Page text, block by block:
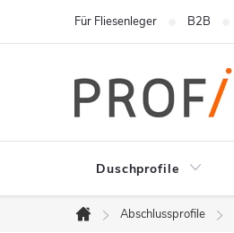
Für Fliesenleger B2B
Duschprofile
Startseite
Abschlussprofile